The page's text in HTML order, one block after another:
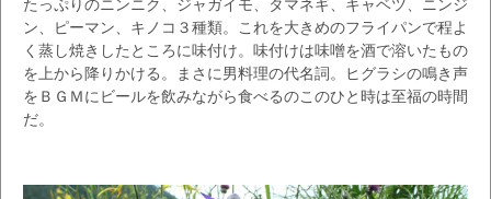
たっぷりのニンニク、ジャガイモ、タマネギ、キャベツ、ニンジ
ン、ピーマン、キノコ３種類。これを大きめのフライパンで程よ
く蒸し焼きしたところに味付け。味付けは味噌を酒で溶いたもの
を上から降りかける。まさに男料理の代名詞。ヒグラシの鳴き声
をＢＧＭにビールを飲みながら食べるのこのひと時は至福の時間
だ。